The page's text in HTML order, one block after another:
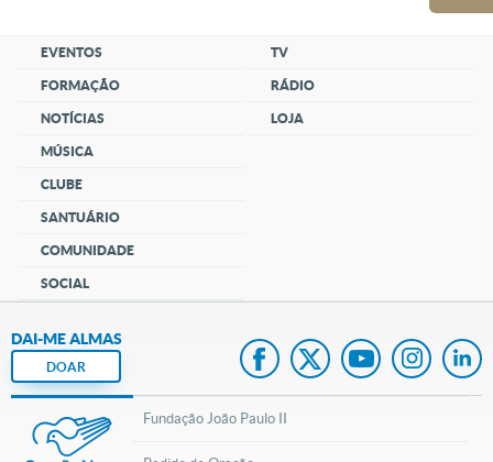
EVENTOS
FORMAÇÃO
NOTÍCIAS
MÚSICA
CLUBE
SANTUÁRIO
COMUNIDADE
SOCIAL
TV
RÁDIO
LOJA
DAI-ME ALMAS
DOAR
Fundação João Paulo II